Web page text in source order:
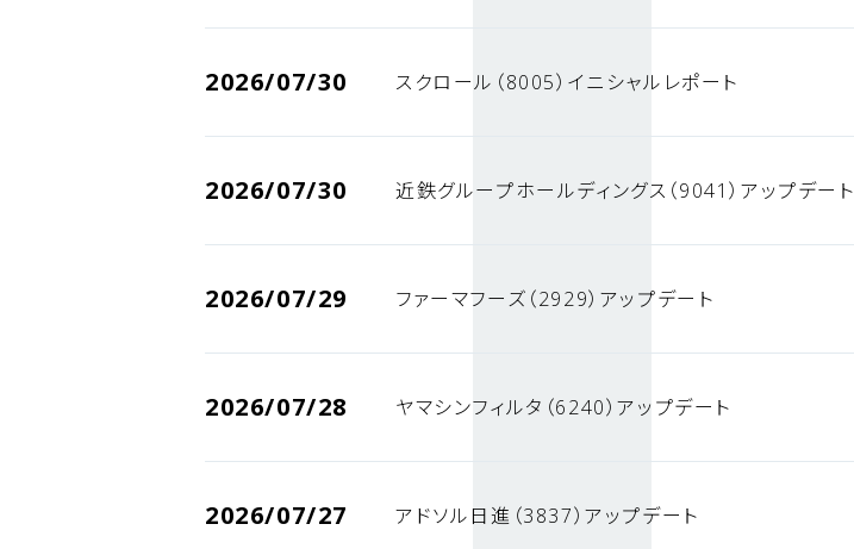
2026/07/30 スクロール（8005）イニシャルレポート
2026/07/30 近鉄グループホールディングス（9041）アップデート
2026/07/29 ファーマフーズ（2929）アップデート
2026/07/28 ヤマシンフィルタ（6240）アップデート
2026/07/27 アドソル日進（3837）アップデート